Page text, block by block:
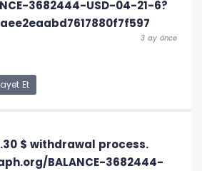
3682444-USD-04-21-6?
3 ay önce
Et
$ withdrawal process.
BALANCE-3682444-